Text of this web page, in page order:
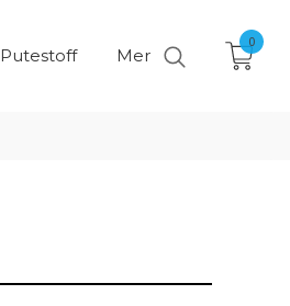
Putestoff Mer
0